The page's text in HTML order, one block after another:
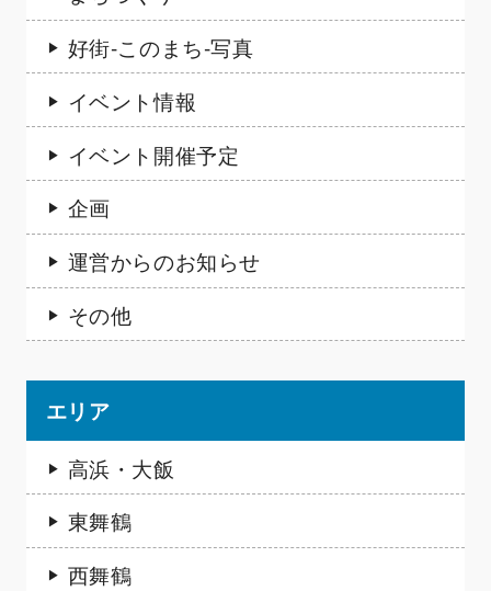
好街-このまち-写真
イベント情報
イベント開催予定
企画
運営からのお知らせ
その他
エリア
高浜・大飯
東舞鶴
西舞鶴